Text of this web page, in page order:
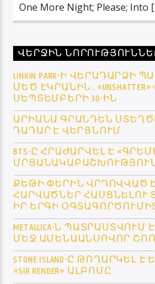
One More Night; Please; Into
ՎԵՐՋԻՆ
LINKIN PARK-Ի ՎԵՐԱԴԱՐՁԻ
ՄԵԾ ԷԿՐԱՆԻՆ․
ՍԵՊՏԵՄԲԵՐԻ 30-ԻՆ
ԱՐԻԱՆԱ ԳՐԱՆԴԵՆ
ԴԱԴԱՐ Է ՎԵՐՑՆՈՒՄ
BTS-Ը ՀՐԱԺԱՐՎԵԼ Է
ՔԵԹԻ ՓԵՐԻՆ ՎՐԴՈՎՎԱԾ
ՀԱՐՎԱԾՆԵՐ ՀԱՍՑՆԵԼՈՒ
ԻՐ ԵՐԳԻ
METALLICA-Ն
ՄԵՋ ԱՄԵՆԱԱՆՍՈՎՈՐ
STONE ISLAND-Ը ԹՈՂԱՐԿԵԼ Է
«SIR RENDER» ԱԼԲՈՄԸ